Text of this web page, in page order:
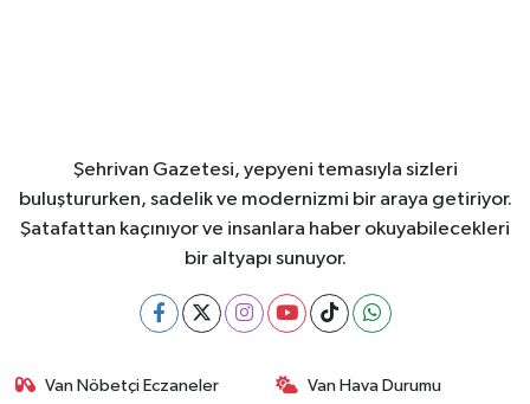
Şehrivan Gazetesi, yepyeni temasıyla sizleri
buluştururken, sadelik ve modernizmi bir araya getiriyor.
Şatafattan kaçınıyor ve insanlara haber okuyabilecekleri
bir altyapı sunuyor.
Van Nöbetçi Eczaneler Van Hava Durumu